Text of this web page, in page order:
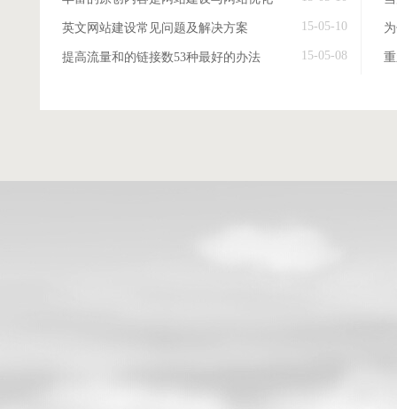
英文网站建设常见问题及解决方案 15-05-10
提高流量和的链接数53种最好的办法 15-05-08